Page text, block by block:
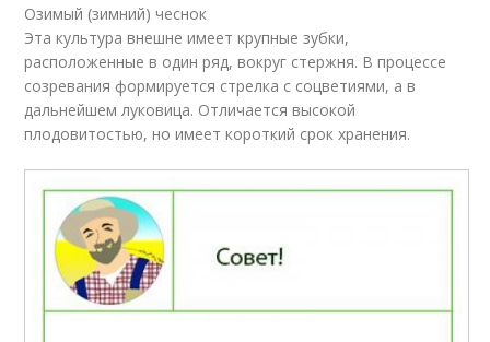
Озимый (зимний) чеснок
Эта культура внешне имеет крупные зубки,
расположенные в один ряд, вокруг стержня. В процессе
созревания формируется стрелка с соцветиями, а в
дальнейшем луковица. Отличается высокой
плодовитостью, но имеет короткий срок хранения.